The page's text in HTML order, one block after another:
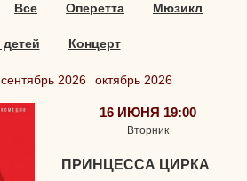
Все Оперетта Мюзикл
Концерт
сентябрь 2026 октябрь 2026
16 ИЮНЯ 19:00
Вторник
ПРИНЦЕССА ЦИРКА